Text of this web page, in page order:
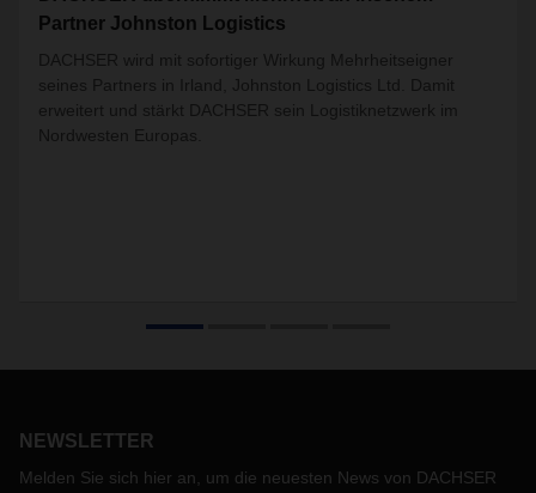
Partner Johnston Logistics
DACHSER wird mit sofortiger Wirkung Mehrheitseigner
seines Partners in Irland, Johnston Logistics Ltd. Damit
erweitert und stärkt DACHSER sein Logistiknetzwerk im
Nordwesten Europas.
NEWSLETTER
Melden Sie sich hier an, um die neuesten News von DACHSER